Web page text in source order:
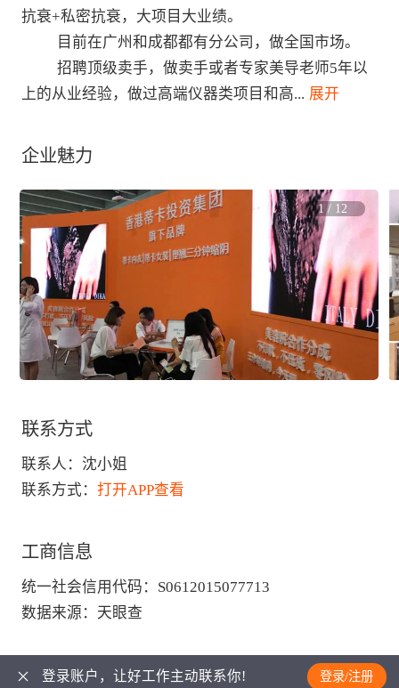
抗衰+私密抗衰，大项目大业绩。
目前在广州和成都都有分公司，做全国市场。
招聘顶级卖手，做卖手或者专家美导老师5年以
上的从业经验，做过高端仪器类项目和高... 展开
企业魅力
1/ 12
联系方式
联系人： 沈小姐
联系方式： 打开APP查看
工商信息
统一社会信用代码 ： S0612015077713
数据来源 ： 天眼查
登录账户，让好工作主动联系你! 登录/注册